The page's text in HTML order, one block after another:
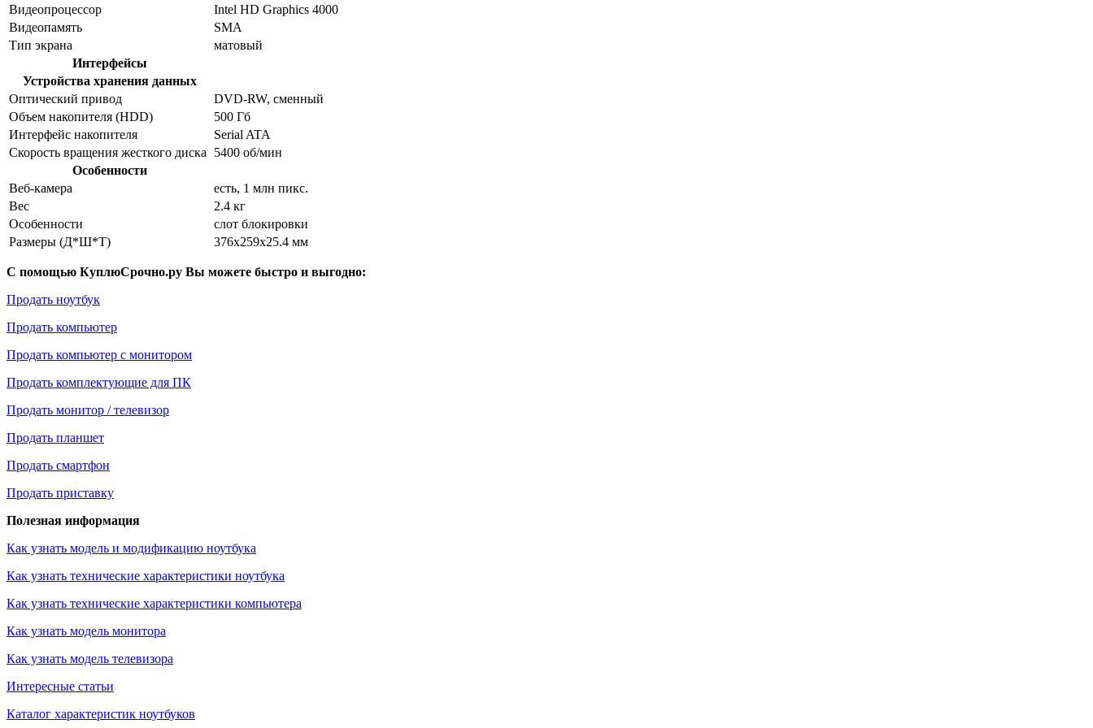
Видеопроцессор
Intel HD Graphics 4000
Видеопамять
SMA
Тип экрана
матовый
Интерфейсы
Устройства хранения данных
Оптический привод
DVD-RW, сменный
Объем накопителя (HDD)
500 Гб
Интерфейс накопителя
Serial ATA
Скорость вращения жесткого диска
5400 об/мин
Особенности
Веб-камера
есть, 1 млн пикс.
Вес
2.4 кг
Особенности
слот блокировки
Размеры (Д*Ш*Т)
376x259x25.4 мм
С помощью КуплюСрочно.ру Вы можете быстро и выгодно:
Продать ноутбук
Продать компьютер
Продать компьютер с монитором
Продать комплектующие для ПК
Продать монитор / телевизор
Продать планшет
Продать смартфон
Продать приставку
Полезная информация
Как узнать модель и модификацию ноутбука
Как узнать технические характеристики ноутбука
Как узнать технические характеристики компьютера
Как узнать модель монитора
Как узнать модель телевизора
Интересные статьи
Каталог характеристик ноутбуков